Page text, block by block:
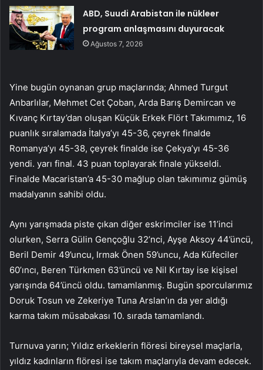
ABD, Suudi Arabistan ile nükleer
program anlaşmasını duyuracak
Ağustos 7, 2026
Yine bugün oynanan grup maçlarında; Ahmed Turgut
Anbarlılar, Mehmet Cet Çoban, Arda Barış Demircan ve
Kıvanç Kırtay’dan oluşan Küçük Erkek Flört Takımımız, 16
puanlık sıralamada İtalya’yı 45-36, çeyrek finalde
Romanya’yı 45-38, çeyrek finalde ise Çekya’yı 45-36
yendi. yarı final. 43 puan toplayarak finale yükseldi.
Finalde Macaristan’a 45-30 mağlup olan takımımız gümüş
madalyanın sahibi oldu.
Aynı yarışmada piste çıkan diğer eskrimciler ise 11’inci
olurken, Serra Gülin Gençoğlu 32’nci, Ayşe Aksoy 44’üncü,
Beril Demir 49’uncu, Irmak Önen 59’uncu, Ada Küfeciler
60’ıncı, Beren Türkmen 63’üncü ve Nil Kırtay ise kişisel
yarışında 64’üncü oldu. tamamlanmış. Bugün sporcularımız
Doruk Tosun ve Zekeriye Tuna Arslan’ın da yer aldığı
karma takım müsabakası 10. sırada tamamlandı.
Turnuva yarın; Yıldız erkeklerin flöresi bireysel maçlarla,
yıldız kadınların flöresi ise takım maçlarıyla devam edecek.